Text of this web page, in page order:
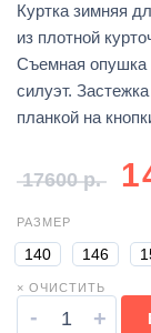
Куртка зимняя
из плотной
Съемная опушка
силуэт.
планкой на
17600р.
РАЗМЕР
140 146
× ОЧИСТИТЬ
- +